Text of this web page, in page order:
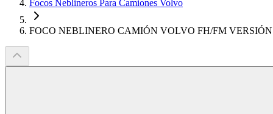
Focos Neblineros Para Camiones Volvo
FOCO NEBLINERO CAMIÓN VOLVO FH/FM